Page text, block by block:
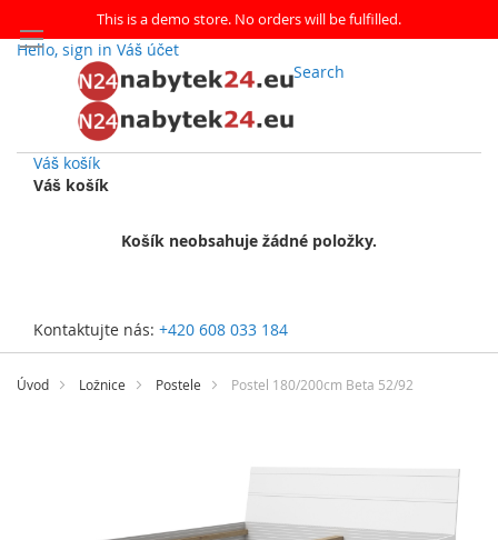
This is a demo store. No orders will be fulfilled.
Hello, sign in Váš účet
Search
Váš košík
Váš košík
Košík neobsahuje žádné položky.
Kontaktujte nás: +420 608 033 184
Přejít
obsah
Úvod Ložnice Postele Postel 180/200cm Beta 52/92